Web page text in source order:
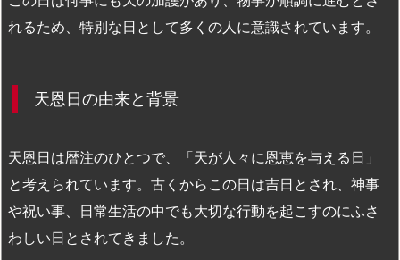
れるため、特別な日として多くの人に意識されています。
天恩日の由来と背景
天恩日は暦注のひとつで、「天が人々に恩恵を与える日」
と考えられています。古くからこの日は吉日とされ、神事
や祝い事、日常生活の中でも大切な行動を起こすのにふさ
わしい日とされてきました。